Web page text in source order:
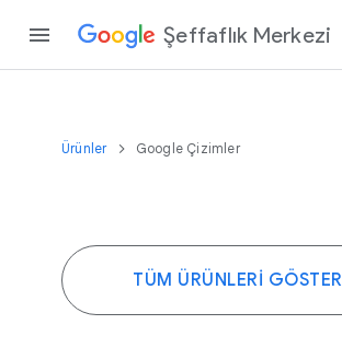
Şeffaflık Merkezi
Ürünler Google Çizimler
TÜM ÜRÜNLERI GÖSTER